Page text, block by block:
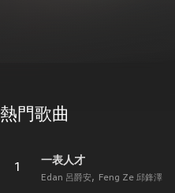
熱門歌曲
1
一表人才
Edan 呂爵安 Feng Ze 邱鋒澤